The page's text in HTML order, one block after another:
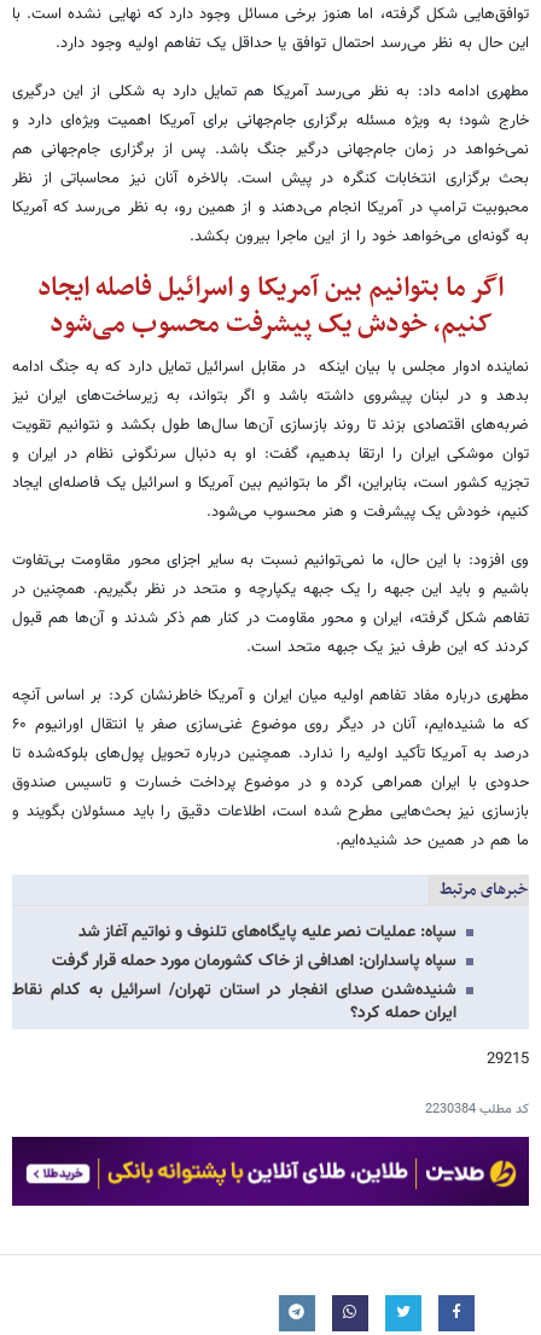
توافق‌هایی شکل گرفته، اما هنوز برخی مسائل وجود دارد که نهایی نشده است. با
این حال به نظر می‌رسد احتمال توافق یا حداقل یک تفاهم اولیه وجود دارد.
مطهری ادامه داد: به نظر می‌رسد آمریکا هم تمایل دارد به شکلی از این درگیری
خارج شود؛ به ویژه مسئله برگزاری جام‌جهانی برای آمریکا اهمیت ویژه‌ای دارد و
نمی‌خواهد در زمان جام‌جهانی درگیر جنگ باشد. پس از برگزاری جام‌جهانی‌ هم
بحث برگزاری انتخابات کنگره در پیش است. بالاخره آنان نیز محاسباتی از نظر
محبوبیت ترامپ در آمریکا انجام می‌دهند و از همین رو، به نظر می‌رسد که آمریکا
به گونه‌ای می‌خواهد خود را از این ماجرا بیرون بکشد.
اگر ما بتوانیم بین آمریکا و اسرائیل فاصله‌ ایجاد
کنیم، خودش یک پیشرفت محسوب می‌شود
نماینده ادوار مجلس با بیان اینکه در مقابل اسرائیل تمایل دارد که به جنگ ادامه
بدهد و در لبنان پیشروی داشته باشد و اگر بتواند، به زیرساخت‌های ایران نیز
ضربه‌های اقتصادی بزند تا روند بازسازی آن‌ها سال‌ها طول بکشد و نتوانیم تقویت
توان موشکی ایران را ارتقا بدهیم، گفت: او به دنبال سرنگونی نظام در ایران و
تجزیه کشور است، بنابراین، اگر ما بتوانیم بین آمریکا و اسرائیل یک فاصله‌ای ایجاد
کنیم، خودش یک پیشرفت و هنر محسوب می‌شود.
وی افزود: با این حال، ما نمی‌توانیم نسبت به سایر اجزای محور مقاومت بی‌تفاوت
باشیم و باید این جبهه را یک جبهه یکپارچه و متحد در نظر بگیریم. همچنین در
تفاهم شکل گرفته، ایران و محور مقاومت در کنار هم ذکر شدند و آن‌ها هم قبول
کردند که این طرف نیز یک جبهه متحد است.
مطهری درباره مفاد تفاهم اولیه میان ایران و آمریکا خاطرنشان کرد: بر اساس آنچه
که ما شنیده‌ایم، آنان در دیگر روی موضوع غنی‌سازی صفر یا انتقال اورانیوم ۶۰
درصد به آمریکا تأکید اولیه را ندارد. همچنین درباره تحویل پول‌های بلوکه‌شده تا
حدودی با ایران همراهی کرده و در موضوع پرداخت خسارت و تاسیس صندوق
بازسازی نیز بحث‌هایی مطرح شده است، اطلاعات دقیق را باید مسئولان بگویند و
ما هم در همین حد شنیده‌ایم.
خبرهای مرتبط
سپاه: عملیات نصر علیه پایگاه‌های تلنوف و نواتیم آغاز شد
سپاه پاسداران: اهدافی از خاک کشورمان مورد حمله قرار گرفت
شنیده‌شدن صدای انفجار در استان تهران/ اسرائیل به کدام نقاط
ایران حمله کرد؟
29215
کد مطلب2230384